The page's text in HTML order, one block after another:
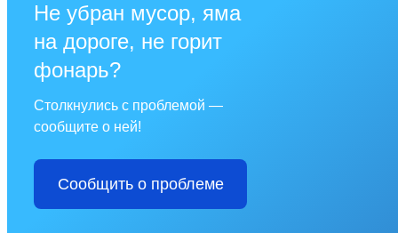
Не убран мусор, яма
на дороге, не горит
фонарь?
Столкнулись с проблемой —
сообщите о ней!
Сообщить о проблеме